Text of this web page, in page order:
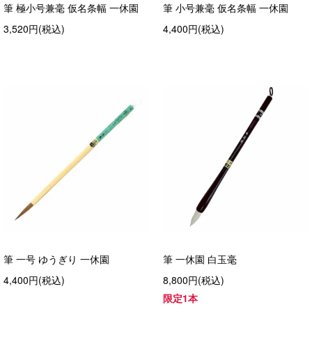
筆 極小号兼毫 仮名条幅 一休園
3,520円(税込)
筆 小号兼毫 仮名条幅 一休園
4,400円(税込)
筆 一号 ゆうぎり 一休園
4,400円(税込)
筆 一休園 白玉毫
8,800円(税込)
限定1本